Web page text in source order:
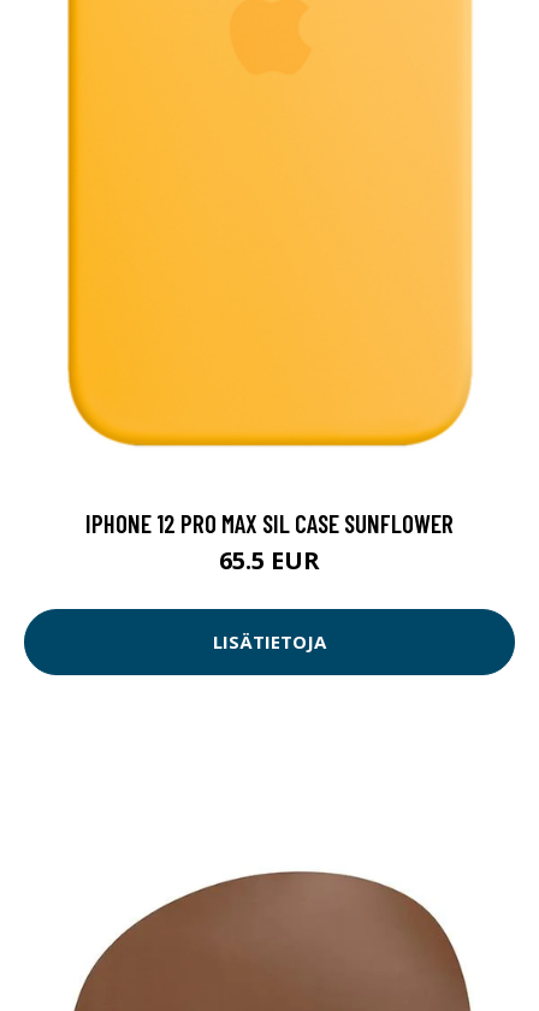
IPHONE 12 PRO MAX SIL CASE SUNFLOWER
65.5 EUR
LISÄTIETOJA